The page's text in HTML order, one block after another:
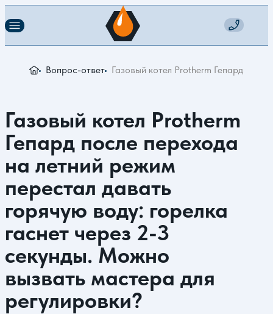
Вопрос-ответ Газовый котел Protherm Гепард
Газовый котел Protherm
Гепард после перехода
на летний режим
перестал давать
горячую воду: горелка
гаснет через 2-3
секунды. Можно
вызвать мастера для
регулировки?